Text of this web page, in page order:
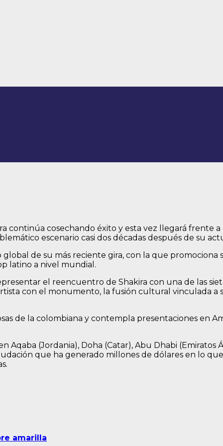
continúa cosechando éxito y esta vez llegará frente
escenario casi dos décadas después de su
de su más reciente gira, con la que
latino a nivel mundial.
el reencuentro de Shakira con una de las
con el monumento, la fusión cultural vinculada a
de la colombiana y contempla presentaciones en
Aqaba (Jordania), Doha (Catar), Abu Dhabi (Emiratos
que ha generado millones de dólares en lo
amarilla